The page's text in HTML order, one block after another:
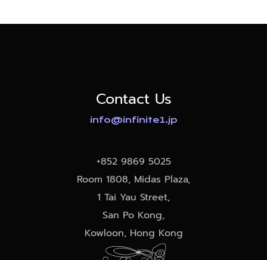
Contact Us
info@infinite1.jp
+852 9869 5025
Room 1808, Midas Plaza,
1 Tai Yau Street,
San Po Kong,
Kowloon, Hong Kong